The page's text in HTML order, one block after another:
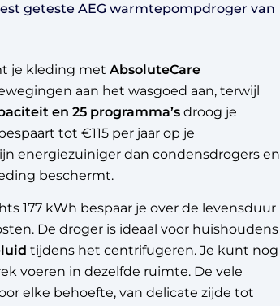
geteste AEG warmtepompdroger van
je kleding met AbsoluteCare
aan het wasgoed aan, terwijl
en 25 programma’s droog je
tot €115 per jaar op je
energiezuiniger dan condensdrogers en
beschermt.
177 kWh bespaar je over de levensduur
De droger is ideaal voor huishoudens
tijdens het centrifugeren. Je kunt nog
voeren in dezelfde ruimte. De vele
elke behoefte, van delicate zijde tot